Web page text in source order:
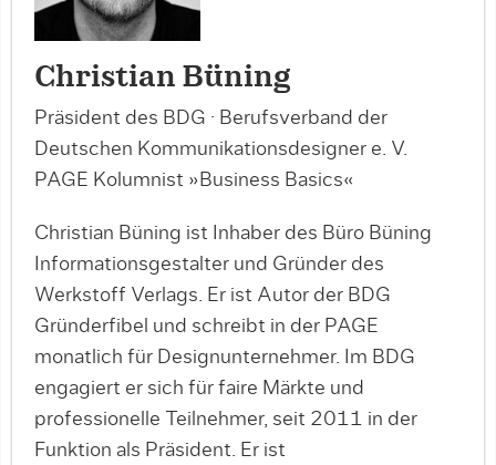
Christian Büning
Präsident des BDG · Berufsverband der
Deutschen Kommunikationsdesigner e. V.
PAGE Kolumnist »Business Basics«
Christian Büning ist Inhaber des Büro Büning
Informationsgestalter und Gründer des
Werkstoff Verlags. Er ist Autor der BDG
Gründerfibel und schreibt in der PAGE
monatlich für Designunternehmer. Im BDG
engagiert er sich für faire Märkte und
professionelle Teilnehmer, seit 2011 in der
Funktion als Präsident. Er ist